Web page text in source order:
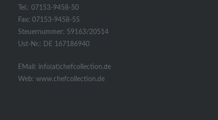
Tel.: 07153-9458-50
Fax: 07153-9458-55
Steuernummer: 59163/20514
Ust-Nr.: DE 167186940
EMail: info(at)chefcollection.de
Web: www.chefcollection.de